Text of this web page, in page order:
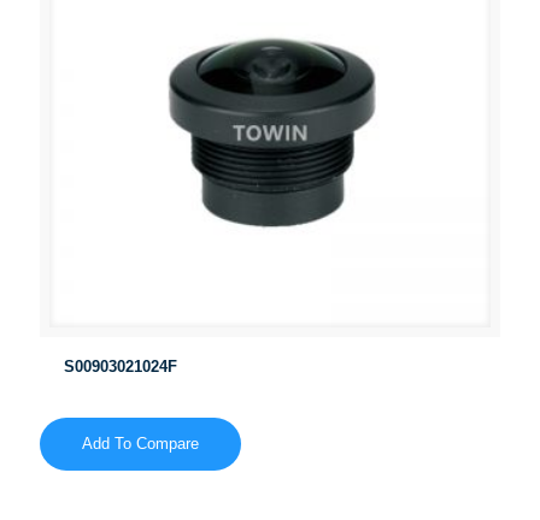
S00903021024F
Add To Compare